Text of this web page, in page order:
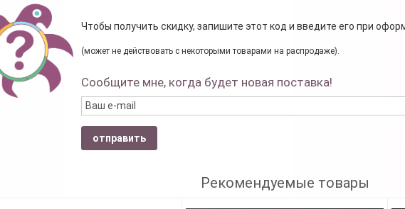
Чтобы получить скидку, запишите этот код и введите его при
(может не действовать с некоторыми товарами на распродаже).
Сообщите мне, когда будет новая поставка!
отправить
Рекомендуемые товары